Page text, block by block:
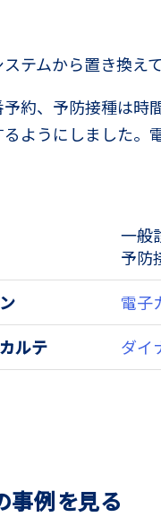
テムから置き換え
約、予防接種は時
ようにしました。
一般
予防
電子
ルテ
ダイ
事例を見る